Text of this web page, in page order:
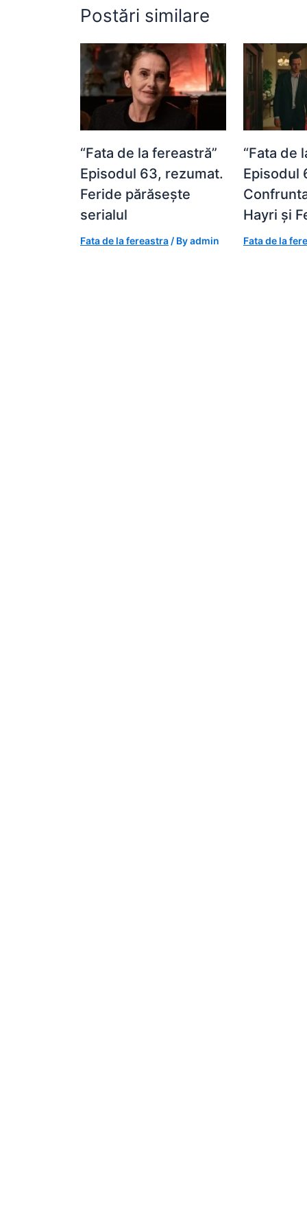
Postări similare
“Fata de la fereastră”
Episodul 63, rezumat.
Feride părăsește
serialul
Fata de la fereastra / Byadmin
“Fata de
Episodul
Hayri și
Fata de la